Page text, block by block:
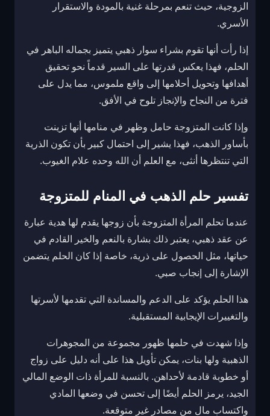
الزوجية، حيث تنعم بمرحلة غنية بالمودة والاستقرار
الأسري.
إذا رأت أنها تقوم بشراء سوار ذهبي يتميز بجماله الباهر في
الحلم، فهذا يعكس قدرتها على السير قدماً نحو تحقيق
أهدافها وتحويل أحلامها إلى واقع ملموس، مما يدل على
فترة من النجاح والإنجاز تلوح في الأفق.
وإذا كانت المتزوجة حامل وظهر في منامها أنها تزينت
بأساور الذهب، فهذا يشير إلى احتمال كبير بأن تكون الذرية
التي تنتظرها أنثى، مع العلم أن الله وحده علام الغيوب.
تفسير حلم الذهب في المنام للمتزوجة
عندما تحلم المرأة المتزوجة بأن زوجها يقدم لها هدية عبارة
عن عقد ذهبي، يعتبر ذلك بشارة بالنعم والخير القادم في
حياتها، مثل الحصول على ذرية، خاصة إذا كان الحلم يتضمن
الإشارة إلى إنجاب صبي.
هذا الحلم يؤكد على الدعم والمساندة التي تقدمها لأسرتها
والتغييرات الإيجابية المستقبلية.
وإذا شهدت في حلمها ظهور مجموعة من المجوهرات
الذهبية ولها بنات، يمكن تأويل هذا على أنه دليل على زواج
أو خطوبة قادمة لأحداهن. بالنسبة للمرأة ذات الوضع المالي
الجيد، يرمز الحلم أيضًا إلى تحسن في وضعها المادي
واكتساب مال من مصادر غير متوقعة.